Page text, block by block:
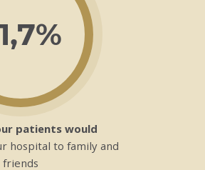
patients would
hospital to family and
friends